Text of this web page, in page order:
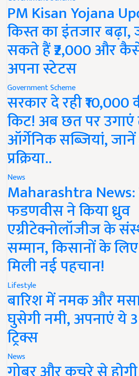
PM Kisan Yojana
किस्त का इंतजार
सकते हैं ₹2,000 और
अपना स्टेटस
Government Scheme
सरकार दे रही ₹10,000
किट! अब छत पर उगाएं
ऑर्गेनिक सब्जियां,
प्रक्रिया..
News
Maharashtra News:
फडणवीस ने किया ध्रुव
एग्रीटेक्नोलॉजीज के
सम्मान, किसानों के
मिली नई पहचान!
Lifestyle
बारिश में नमक और
घुसेगी नमी, अपनाएं ये
ट्रिक्स
News